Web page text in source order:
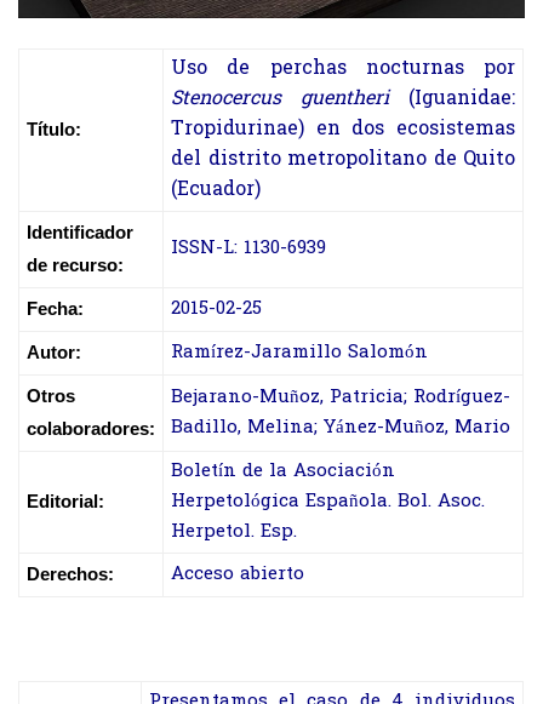
Título:
Uso de perchas nocturnas por
Stenocercus guentheri(Iguanidae:
Tropidurinae) en dos ecosistemas
del distrito metropolitano de Quito
(Ecuador)
Identificador
de recurso:
ISSN-L: 1130-6939
Fecha: 2015-02-25
Autor: Ramírez-Jaramillo Salomón
Otros
colaboradores:
Bejarano-Muñoz, Patricia; Rodríguez-
Badillo, Melina; Yánez-Muñoz, Mario
Editorial:
Boletín de la Asociación
Herpetológica Española. Bol. Asoc.
Herpetol. Esp.
Derechos: Acceso abierto